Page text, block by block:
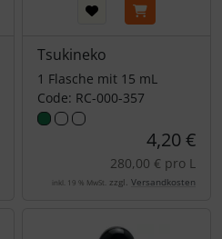
Tsukineko
1 Flasche mit 15 mL
Code: RC-000-357
4,20 €
280,00 € pro L
inkl. 19 % MwSt. zzgl. Versandkosten